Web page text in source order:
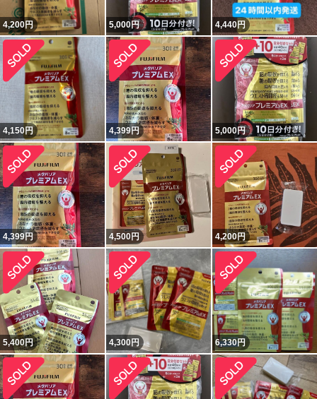
4,200円 5,000円 4,440円
4,150円 4,399円 5,000円
4,399円 4,500円 4,200円
5,400円 4,300円 6,330円